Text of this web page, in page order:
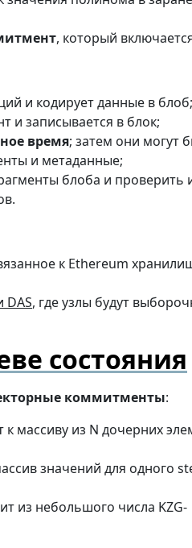
, который
и кодирует данные в блоб;
и записывается в блок;
время; затем они могут
и метаданные;
блоба и проверить
к Ethereum
DAS, где узлы будут
состояния
коммитменты:
массиву из N дочерних
значений для одного
из небольшого числа KZG-